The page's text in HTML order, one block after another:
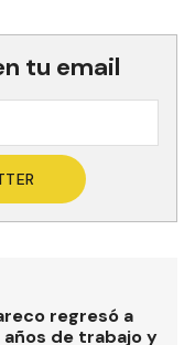
tu email
regresó a
de trabajo y